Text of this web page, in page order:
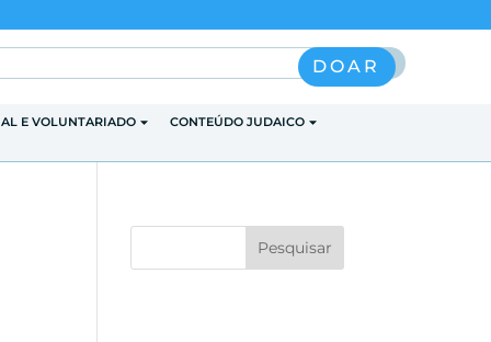
Pesquisar
DOAR
E VOLUNTARIADO CONTEÚDO JUDAICO